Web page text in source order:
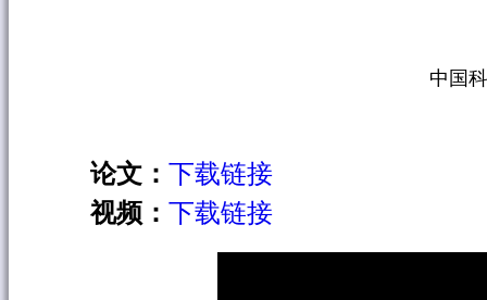
中国
论文： 下载链接
视频： 下载链接